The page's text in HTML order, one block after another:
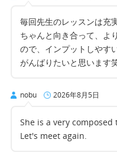
毎回先生のレッスンは充
ちゃんと向き合って、よ
ので、インプットしやす
がんばりたいと思います
nobu 2026年8月5日
She is a very
Let's meet again.